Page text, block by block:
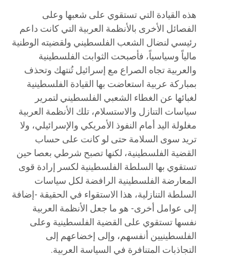
هذه القيادة التي تستقوي على شعبها وعلى
الفصائل الأخرى بالأنظمة العربية التي كانت داعم
رئيسي لنضال الشعب الفلسطيني ولقضيته الوطنية
مالياً وسياسياً، فأصبحت الثوابت الفلسطينية
والعربية تجاه الصراع مع إسرائيل تُنتهك وتحذف
بمباركة عربية استعاضت بها القيادة الفلسطينية
لغبائها عن الغطاء الشعبي الفلسطيني لتمرير
سياسات التنازل والاستسلام، تلك الأنظمة العربية
مغلولة اليد أمام النفوذ الأمريكي والإسرائيلي، ولا
تريد سوى السلامة حتى لو كانت على حساب
القضية الفلسطينية، لكنها تصبح شرطي بعصا حين
تستقوي بها السلطة الفلسطينية لكسر إرادة قوى
المعارضة الفلسطينية الرافضة لكل سياسات
السلطة التنازلية، هذا الاستقواء في الحقيقة -إضافة
إلى عوامل أخرى- هو ما جعل الأنظمة العربية
نفسها تستقوي على القضية الفلسطينية وعلى
الفلسطينيين أنفسهم، وإلى إخضاعهم إلى
التجاذبات المتنافرة في السياسة العربية.